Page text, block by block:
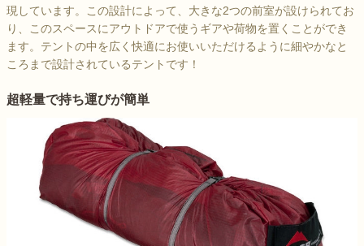
現しています。この設計によって、大きな2つの前室が設けられてお
り、このスペースにアウトドアで使うギアや荷物を置くことができ
ます。テントの中を広く快適にお使いいただけるように細やかなと
ころまで設計されているテントです！
超軽量で持ち運びが簡単